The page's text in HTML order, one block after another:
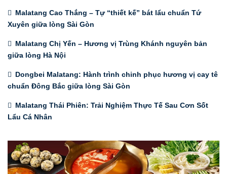
Malatang Cao Thắng – Tự “thiết kế” bát lẩu chuẩn Tứ
Xuyên giữa lòng Sài Gòn
Malatang Chị Yến – Hương vị Trùng Khánh nguyên bản
giữa lòng Hà Nội
Dongbei Malatang: Hành trình chinh phục hương vị cay tê
chuẩn Đông Bắc giữa lòng Sài Gòn
Malatang Thái Phiên: Trải Nghiệm Thực Tế Sau Cơn Sốt
Lẩu Cá Nhân